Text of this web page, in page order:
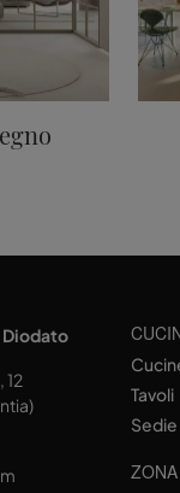
Diodato
12
Tavoli
Sedie